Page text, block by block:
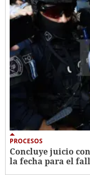
PROCESOS
Concluye juicio
la fecha para el